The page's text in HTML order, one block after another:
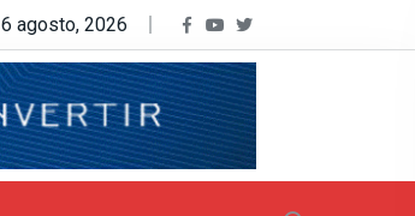
6 agosto, 2026